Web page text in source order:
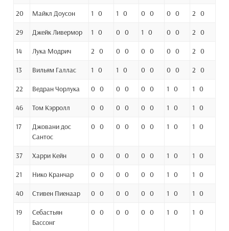
20 Майкл Доусон 1 0 1 0 0 0 0 0 2 0
29 Джейк Ливермор 1 0 0 0 1 0 0 0 2 0
14 Лука Модрич 2 0 0 0 0 0 0 0 2 0
13 Вильям Галлас 1 0 1 0 0 0 0 0 2 0
22 Ведран Чорлука 0 0 0 0 0 0 1 0 1 0
46 Том Кэрролл 0 0 0 0 0 0 1 0 1 0
17
Джовани дос
Сантос
0 0 0 0 0 0 1 0 1 0
37 Харри Кейн 0 0 0 0 0 0 1 0 1 0
21 Нико Кранчар 0 0 0 0 0 0 1 0 1 0
40 Стивен Пиенаар 0 0 0 0 0 0 1 0 1 0
19
Себастьян
Бассонг
0 0 0 0 0 0 1 0 1 0